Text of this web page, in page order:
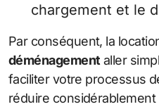
chargement et le
Par conséquent, la
déménagement aller
faciliter votre processus
réduire